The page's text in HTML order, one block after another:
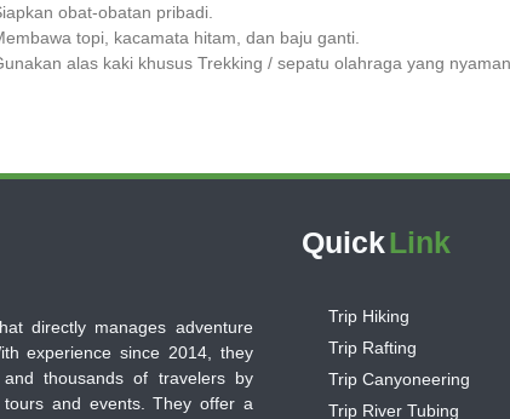
obat-obatan pribadi.
topi, kacamata hitam, dan baju ganti.
alas kaki khusus Trekking / sepatu olahraga yang
directly manages adventure
experience since 2014, they
thousands of travelers by
and events. They offer a
QuickLink
Trip Hiking
Trip Rafting
Trip Canyoneering
Trip River Tubing